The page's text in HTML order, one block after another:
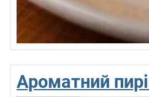
Ароматний